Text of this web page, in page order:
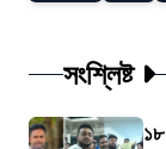
সংশ্লিষ্ট
১৮